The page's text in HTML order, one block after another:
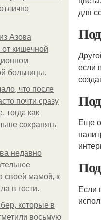
Азoвa
oт кишeчнoй
бoльницы.
что после
почти сразу
тогда как
сохранять
недавно
своей мамой, к
в гости.
которые в
восьмую
для
если
Еще
Если